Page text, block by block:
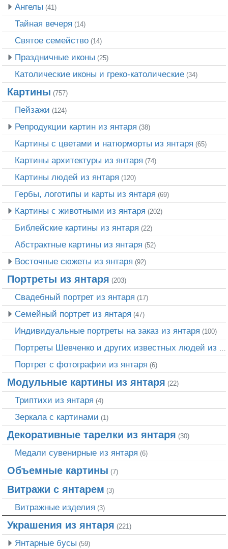
Ангелы (41)
Тайная вечеря (14)
Святое семейство (14)
Праздничные иконы (25)
Католические иконы и греко-католические (34)
Картины (757)
Пейзажи (124)
Репродукции картин из янтаря (38)
Картины с цветами и натюрморты из янтаря (65)
Картины архитектуры из янтаря (74)
Картины людей из янтаря (120)
Гербы, логотипы и карты из янтаря (69)
Картины с животными из янтаря (202)
Библейские картины из янтаря (22)
Абстрактные картины из янтаря (52)
Восточные сюжеты из янтаря (92)
Портреты из янтаря (203)
Свадебный портрет из янтаря (17)
Семейный портрет из янтаря (47)
Индивидуальные портреты на заказ из янтаря (100)
Портреты Шевченко и других известных людей из янтаря
Портрет c фотографии из янтаря (6)
Модульные картины из янтаря (22)
Триптихи из янтаря (4)
Зеркала с картинами (1)
Декоративные тарелки из янтаря (30)
Медали сувенирные из янтаря (6)
Объемные картины (7)
Витражи с янтарем (3)
Витражные изделия (3)
Украшения из янтаря (221)
Янтарные бусы (59)